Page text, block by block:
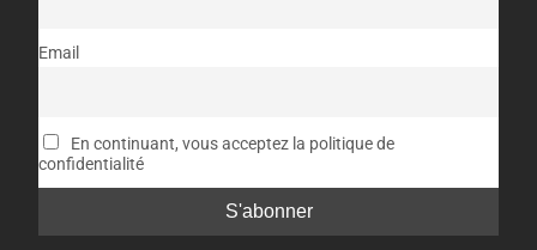
Email
En continuant, vous acceptez la politique de
confidentialité